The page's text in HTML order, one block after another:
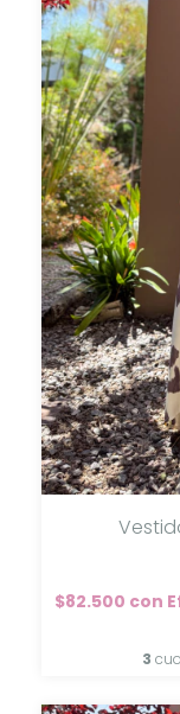
$82.500 con
3